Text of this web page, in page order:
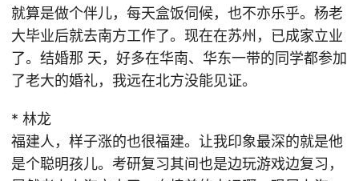
就算是做个伴儿，每天盒饭伺候，也不亦乐乎。杨老
大毕业后就去南方工作了。现在在苏州，已成家立业
了。结婚那 天，好多在华南、华东一带的同学都参加
了老大的婚礼，我远在北方没能见证。
* 林龙
福建人，样子涨的也很福建。让我印象最深的就是他
是个聪明孩儿。考研复习其间也是边玩游戏边复习，